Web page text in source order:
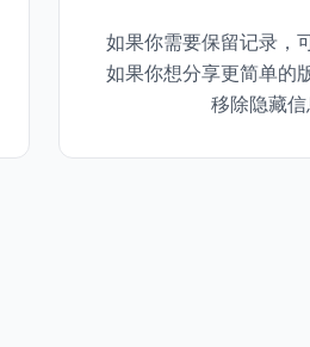
如果你需要保留记录，
如果你想分享更简单的
移除隐藏信